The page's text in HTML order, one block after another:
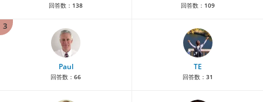
回答数： 138 回答数： 109
3
Paul
回答数： 66
TE
回答数： 31